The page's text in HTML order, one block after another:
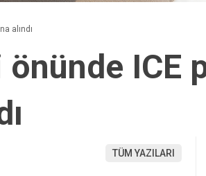
alındı
ICE
TÜM YAZILARI